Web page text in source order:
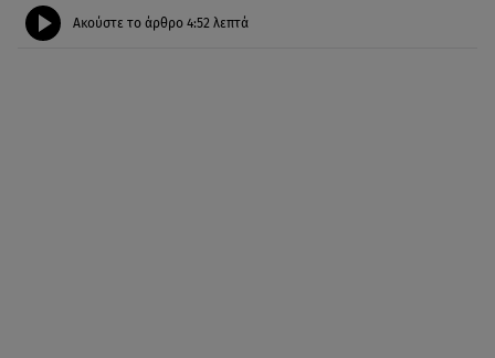
Ακούστε το άρθρο 4:52 λεπτά